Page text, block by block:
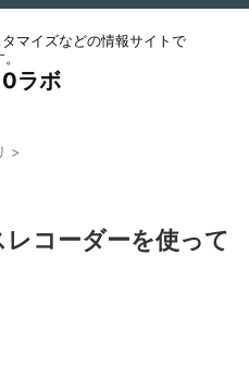
マイズなどの情報サイトで
ラボ
>
コーダーを使って